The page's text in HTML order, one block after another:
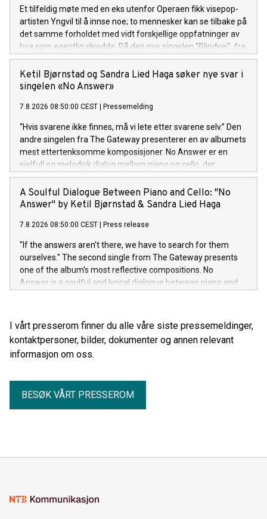
komande plate "Mellom saltvatn og sola", er ute no!
Et tilfeldig møte med en eks utenfor Operaen fikk visepop-
artisten Yngvil til å innse noe; to mennesker kan se tilbake på
det samme forholdet med vidt forskjellige oppfatninger av
hva som egentlig skjedde. På den nye singelen "Blindvei", fra
den kommende EP-en "PS: ikke si det til noen", møter sårbar
historiefortelling et smittende refreng og et varmt
poputtrykk. "Blindvei" er ute nå! Lytt her.
Ketil Bjørnstad og Sandra Lied Haga søker nye svar i
singelen «No Answer»
7.8.2026 08:50:00 CEST Pressemelding
“Hvis svarene ikke finnes, må vi lete etter svarene selv.” Den
andre singelen fra The Gateway presenterer en av albumets
mest ettertenksomme komposisjoner. No Answer er en
sjelfull og melodisk dialog mellom piano og cello, der
stillheten og rommet mellom tonene er like viktige som selve
melodien.
A Soulful Dialogue Between Piano and Cello: "No
Answer" by Ketil Bjørnstad & Sandra Lied Haga
7.8.2026 08:50:00 CEST Press release
"If the answers aren't there, we have to search for them
ourselves." The second single from The Gateway presents
one of the album's most reflective compositions. No
Answer is a soulful and lyrical dialogue between piano and
I vårt presserom finner du alle våre siste pressemeldinger,
kontaktpersoner, bilder, dokumenter og annen relevant
informasjon om oss.
BESØK VÅRT PRESSEROM